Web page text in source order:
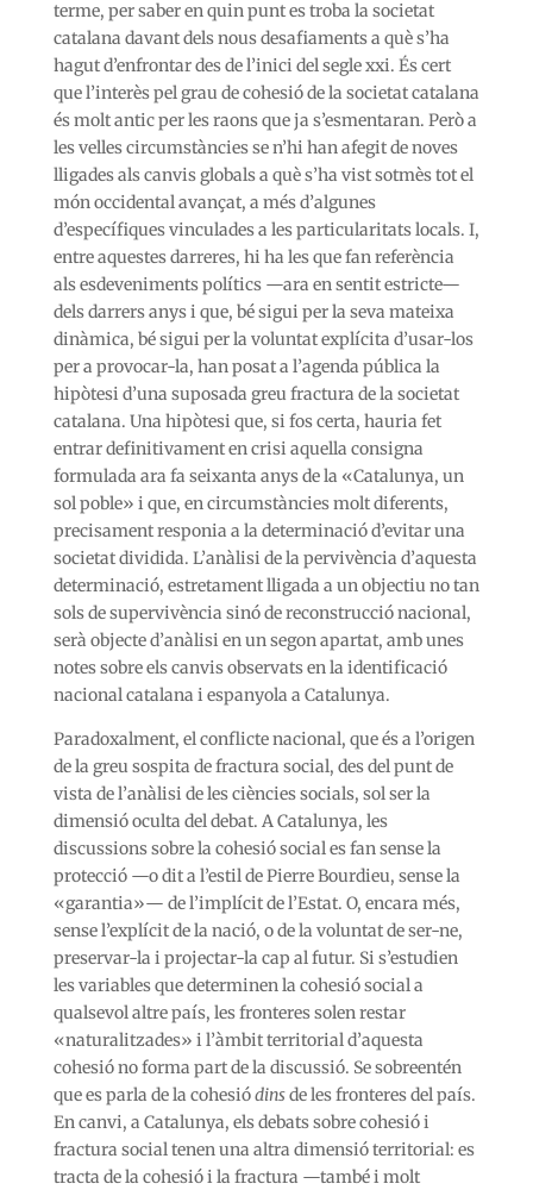
terme, per saber en quin punt es troba la societat
catalana davant dels nous desafiaments a què s’ha
hagut d’enfrontar des de l’inici del segle xxi. És cert
que l’interès pel grau de cohesió de la societat catalana
és molt antic per les raons que ja s’esmentaran. Però a
les velles circumstàncies se n’hi han afegit de noves
lligades als canvis globals a què s’ha vist sotmès tot el
món occidental avançat, a més d’algunes
d’específiques vinculades a les particularitats locals. I,
entre aquestes darreres, hi ha les que fan referència
als esdeveniments polítics —ara en sentit estricte—
dels darrers anys i que, bé sigui per la seva mateixa
dinàmica, bé sigui per la voluntat explícita d’usar-los
per a provocar-la, han posat a l’agenda pública la
hipòtesi d’una suposada greu fractura de la societat
catalana. Una hipòtesi que, si fos certa, hauria fet
entrar definitivament en crisi aquella consigna
formulada ara fa seixanta anys de la «Catalunya, un
sol poble» i que, en circumstàncies molt diferents,
precisament responia a la determinació d’evitar una
societat dividida. L’anàlisi de la pervivència d’aquesta
determinació, estretament lligada a un objectiu no tan
sols de supervivència sinó de reconstrucció nacional,
serà objecte d’anàlisi en un segon apartat, amb unes
notes sobre els canvis observats en la identificació
nacional catalana i espanyola a Catalunya.
Paradoxalment, el conflicte nacional, que és a l’origen
de la greu sospita de fractura social, des del punt de
vista de l’anàlisi de les ciències socials, sol ser la
dimensió oculta del debat. A Catalunya, les
discussions sobre la cohesió social es fan sense la
protecció —o dit a l’estil de Pierre Bourdieu, sense la
«garantia»— de l’implícit de l’Estat. O, encara més,
sense l’explícit de la nació, o de la voluntat de ser-ne,
preservar-la i projectar-la cap al futur. Si s’estudien
les variables que determinen la cohesió social a
qualsevol altre país, les fronteres solen restar
«naturalitzades» i l’àmbit territorial d’aquesta
cohesió no forma part de la discussió. Se sobreentén
que es parla de la cohesiódinsde les fronteres del país.
En canvi, a Catalunya, els debats sobre cohesió i
fractura social tenen una altra dimensió territorial: es
tracta de la cohesió i la fractura —també i molt